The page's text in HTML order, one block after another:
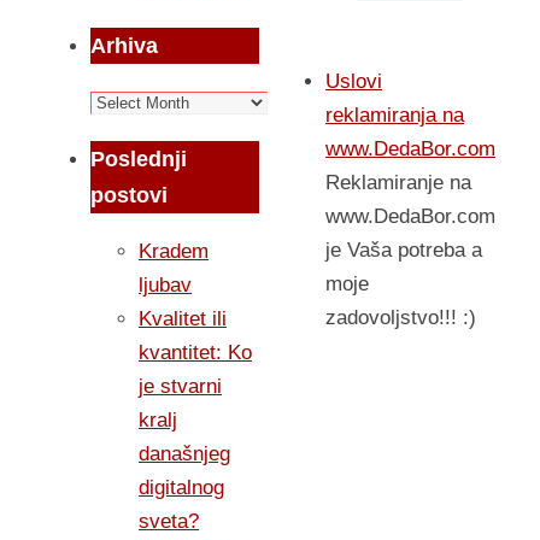
Arhiva
Arhiva
Poslednji
postovi
Kradem
ljubav
Kvalitet ili
kvantitet: Ko
je stvarni
kralj
današnjeg
digitalnog
sveta?
Uslovi
reklamiranja na
www.DedaBor.com
Reklamiranje na
www.DedaBor.com
je Vaša potreba a
moje
zadovoljstvo!!! :)